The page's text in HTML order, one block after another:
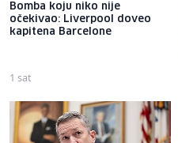
Bomba koju niko nije
očekivao: Liverpool doveo
kapitena Barcelone
1 sat